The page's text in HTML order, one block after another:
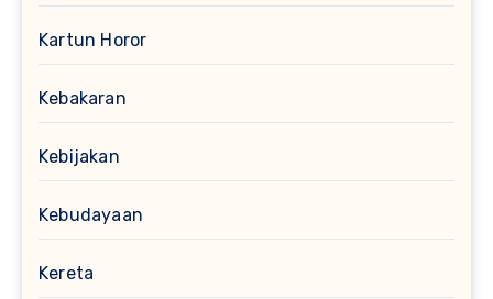
Kartun Horor
Kebakaran
Kebijakan
Kebudayaan
Kereta